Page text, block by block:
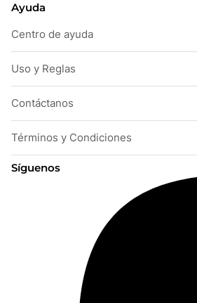
Ayuda
Centro de ayuda
Uso y Reglas
Contáctanos
Términos y Condiciones
Síguenos